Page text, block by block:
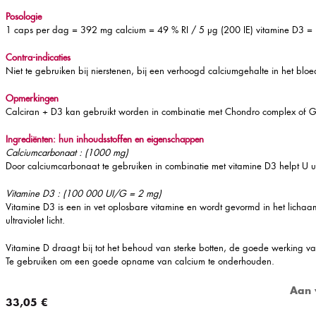
Posologie
1 caps per dag = 392 mg calcium = 49 % RI / 5 µg (200 IE) vitamine D3 =
Contra-indicaties
Niet te gebruiken bij nierstenen, bij een verhoogd calciumgehalte in het
Opmerkingen
Calciran + D3 kan gebruikt worden in combinatie met Chondro complex of
Ingrediënten: hun inhoudsstoffen en eigenschappen
Calciumcarbonaat : (1000 mg)
Door calciumcarbonaat te gebruiken in combinatie met vitamine D3 helpt U
Vitamine D3 : (100 000 UI/G = 2 mg)
Vitamine D3 is een in vet oplosbare vitamine en wordt gevormd in het
ultraviolet licht.
Vitamine D draagt bij tot het behoud van sterke botten, de goede werking
Te gebruiken om een goede opname van calcium te onderhouden.
33,05 €